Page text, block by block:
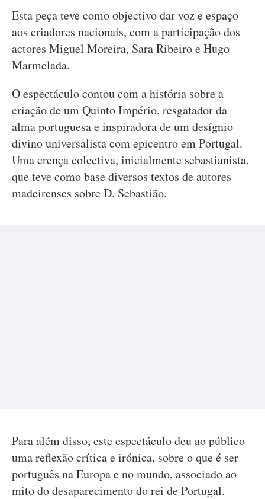
Esta peça teve como objectivo dar voz e espaço
aos criadores nacionais, com a participação dos
actores Miguel Moreira, Sara Ribeiro e Hugo
Marmelada.
O espectáculo contou com a história sobre a
criação de um Quinto Império, resgatador da
alma portuguesa e inspiradora de um desígnio
divino universalista com epicentro em Portugal.
Uma crença colectiva, inicialmente sebastianista,
que teve como base diversos textos de autores
madeirenses sobre D. Sebastião.
Para além disso, este espectáculo deu ao público
uma reflexão crítica e irónica, sobre o que é ser
português na Europa e no mundo, associado ao
mito do desaparecimento do rei de Portugal.